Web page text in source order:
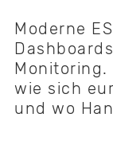
Moderne
Monitoring.
wie sich
und wo